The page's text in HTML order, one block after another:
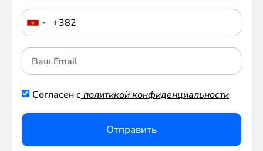
Согласен с политикой конфиденциальности
Отправить